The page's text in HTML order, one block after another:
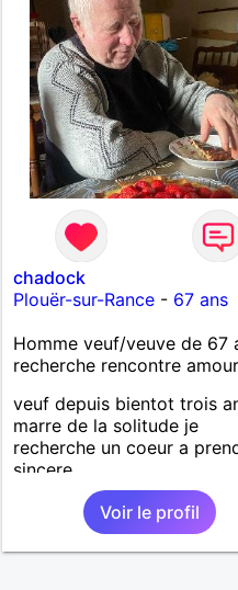
chadock
Plouër-sur-Rance - 67 ans
Homme veuf/veuve de 67
recherche rencontre
veuf depuis bientot trois
marre de la solitude je
recherche un coeur a
sincere
Voir le profil